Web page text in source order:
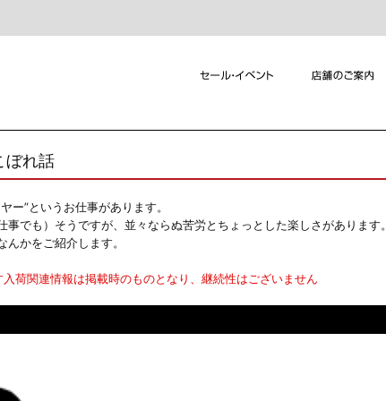
ぼれ話
ー”というお仕事があります。
でも）そうですが、並々ならぬ苦労とちょっとした楽しさがあります。
かをご紹介します。
荷関連情報は掲載時のものとなり、継続性はございません